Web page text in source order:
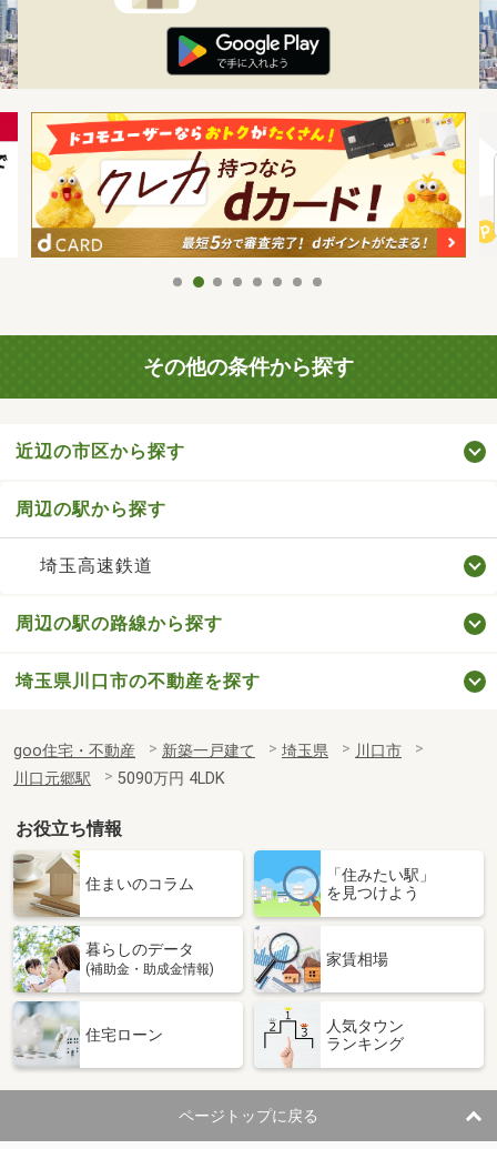
その他の条件から探す
近辺の市区から探す
周辺の駅から探す
埼玉高速鉄道
周辺の駅の路線から探す
埼玉県川口市の不動産を探す
goo住宅・不動産 新築一戸建て 埼玉県
川口市
川口元郷駅
5090万円 4LDK
お役立ち情報
住まいのコラム
「住みたい駅」
を見つけよう
暮らしのデータ
(補助金・助成金情報)
家賃相場
住宅ローン
人気タウン
ランキング
ページトップに戻る